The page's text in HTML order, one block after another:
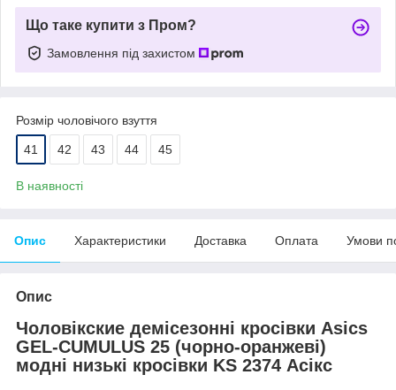
Що таке купити з Пром?
Замовлення під захистом
Розмір чоловічого взуття
41 42 43 44 45
В наявності
Опис Характеристики Доставка Оплата Умови
Опис
Чоловікские демісезонні кросівки Asics
GEL-CUMULUS 25 (чорно-оранжеві)
модні низькі кросівки KS 2374 Асікс